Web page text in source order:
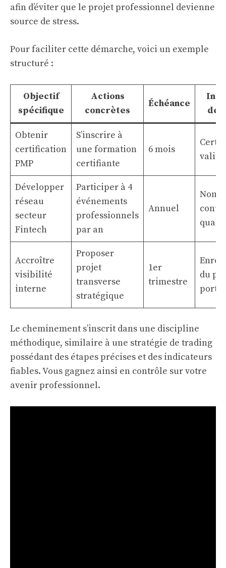
afin d’éviter que le projet professionnel devienne
source de stress.
Pour faciliter cette démarche, voici un exemple
structuré :
Objectif
spécifique
Actions
concrètes
Échéance
de
Obtenir
certification
PMP
S’inscrire à
une formation
certifiante
6 mois
Développer
réseau
secteur
Fintech
Participer à 4
événements
professionnels
par an
Annuel
Accroître
visibilité
interne
Proposer
projet
transverse
stratégique
1er
trimestre
du
Le cheminement s’inscrit dans une discipline
méthodique, similaire à une stratégie de trading
possédant des étapes précises et des indicateurs
fiables. Vous gagnez ainsi en contrôle sur votre
avenir professionnel.